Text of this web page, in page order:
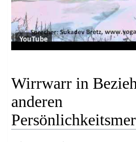
YouTube
Wirrwarr in
anderen